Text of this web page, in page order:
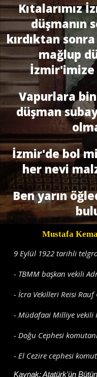
Kıtalarımız
düşmanın
kırdıktan
mağlup
Vapurlara
düşman
İzmir'de bol
her nevi
Ben yarın
Mustafa
9 Eylül 1922 tarihli
- TBMM başkan vekili
- İcra Vekilleri Reisi Rauf
- Müdafaai Milliye vekili
- Doğu Cephesi
- El Cezire cephesi
Kaynak:Atatürk'ün